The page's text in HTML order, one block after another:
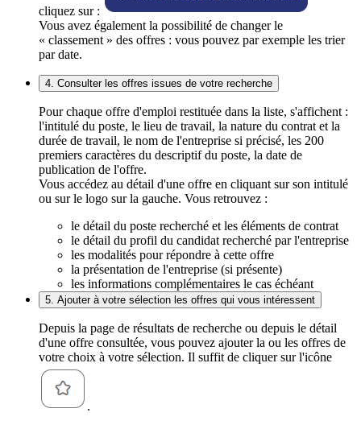
cliquez sur :
Vous avez également la possibilité de changer le
« classement » des offres : vous pouvez par exemple les trier
par date.
4. Consulter les offres issues de votre recherche
Pour chaque offre d'emploi restituée dans la liste, s'affichent :
l'intitulé du poste, le lieu de travail, la nature du contrat et la
durée de travail, le nom de l'entreprise si précisé, les 200
premiers caractères du descriptif du poste, la date de
publication de l'offre.
Vous accédez au détail d'une offre en cliquant sur son intitulé
ou sur le logo sur la gauche. Vous retrouvez :
le détail du poste recherché et les éléments de contrat
le détail du profil du candidat recherché par l'entreprise
les modalités pour répondre à cette offre
la présentation de l'entreprise (si présente)
les informations complémentaires le cas échéant
5. Ajouter à votre sélection les offres qui vous intéressent
Depuis la page de résultats de recherche ou depuis le détail
d'une offre consultée, vous pouvez ajouter la ou les offres de
votre choix à votre sélection. Il suffit de cliquer sur l'icône
.